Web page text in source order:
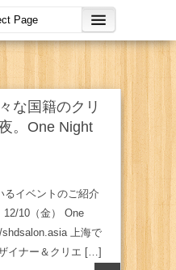
な国籍のクリ
。One Night
るイベントのご紹介
10（金） One
上海で
イナー＆クリエ […]